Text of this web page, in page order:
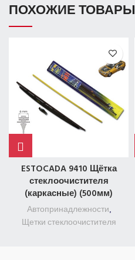
ПОХОЖИЕ ТОВАРЫ
ESTOCADA 9410 Щётка
стеклоочистителя
(каркасные) (500мм)
Автопринадлежности,
Щетки стеклоочистителя